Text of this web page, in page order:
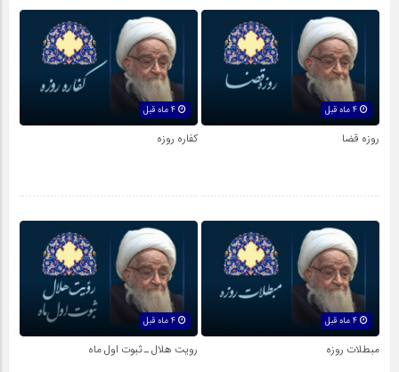
4 ماه قبل
روزه قضا کفاره روزه
4 ماه قبل
مبطلات روزه رویت هلال ـ ثبوت اول ماه